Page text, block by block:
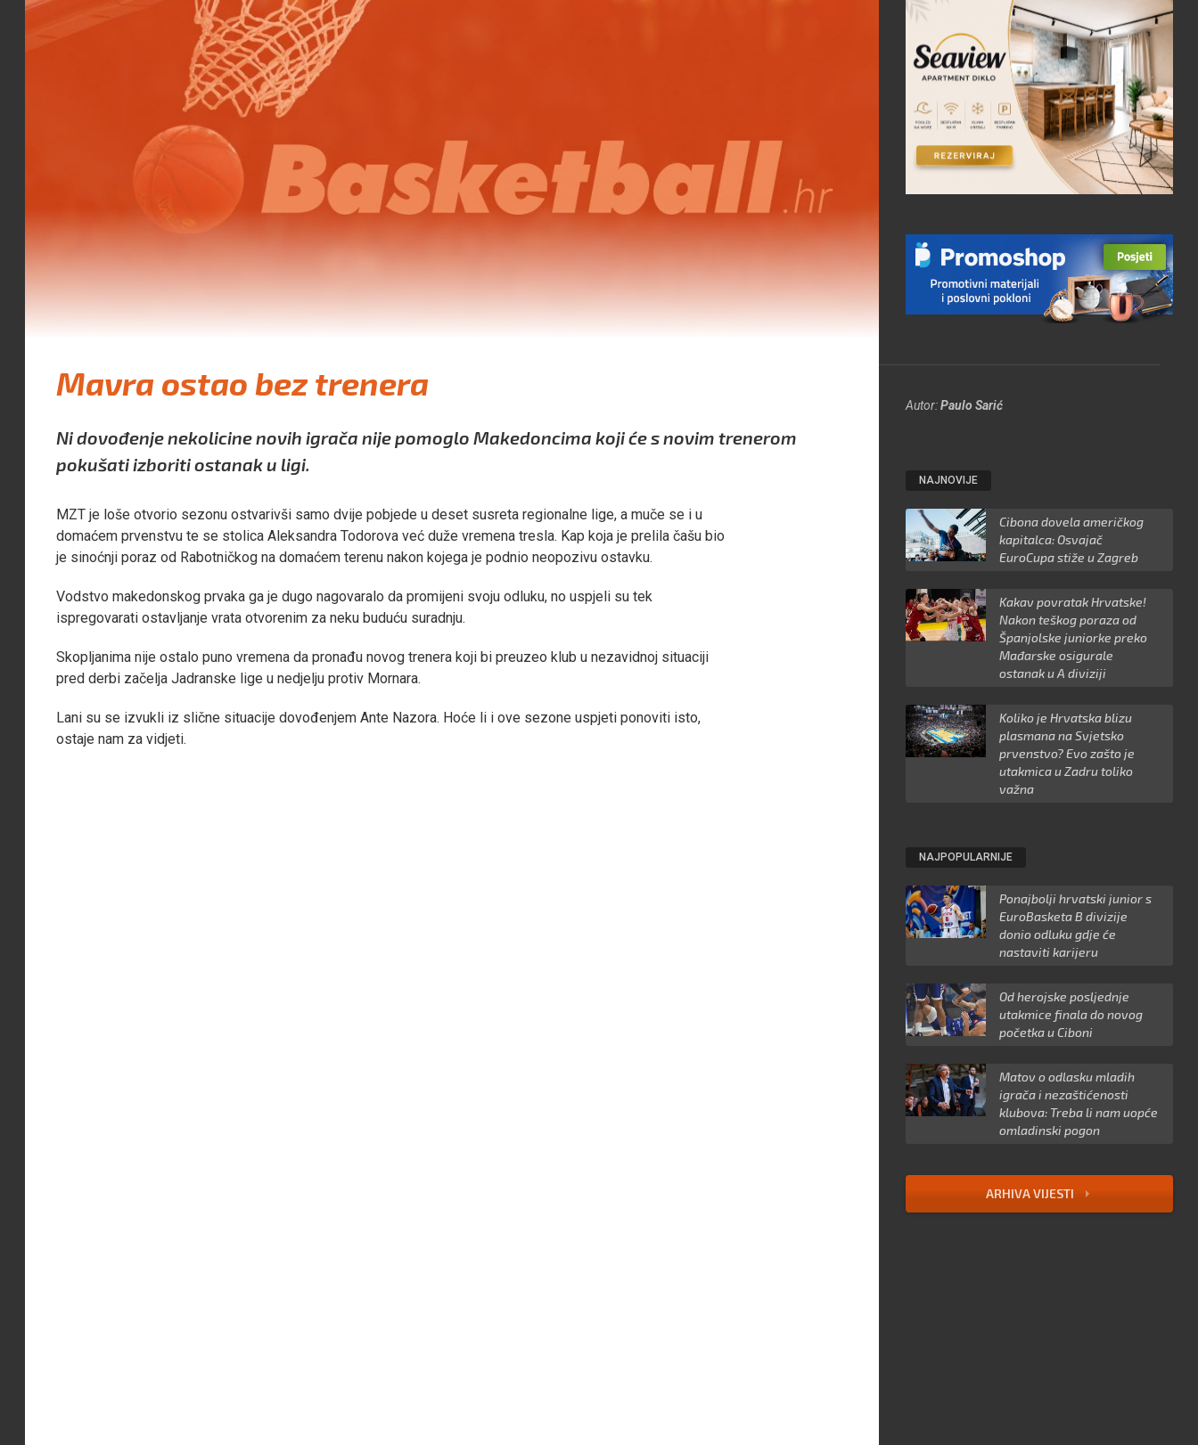
Mavra ostao bez trenera
Autor:Paulo Sarić
Ni dovođenje nekolicine novih igrača nije pomoglo Makedoncima koji će s novim trenerom
pokušati izboriti ostanak u ligi.
MZT je loše otvorio sezonu ostvarivši samo dvije pobjede u deset susreta regionalne lige, a muče se i u
domaćem prvenstvu te se stolica Aleksandra Todorova već duže vremena tresla. Kap koja je prelila čašu bio
je sinoćnji poraz od Rabotničkog na domaćem terenu nakon kojega je podnio neopozivu ostavku.
Vodstvo makedonskog prvaka ga je dugo nagovaralo da promijeni svoju odluku, no uspjeli su tek
ispregovarati ostavljanje vrata otvorenim za neku buduću suradnju.
Skopljanima nije ostalo puno vremena da pronađu novog trenera koji bi preuzeo klub u nezavidnoj situaciji
pred derbi začelja Jadranske lige u nedjelju protiv Mornara.
Lani su se izvukli iz slične situacije dovođenjem Ante Nazora. Hoće li i ove sezone uspjeti ponoviti isto,
ostaje nam za vidjeti.
NAJNOVIJE
Cibona dovela američkog
kapitalca: Osvajač
EuroCupa stiže u Zagreb
Kakav povratak Hrvatske!
Nakon teškog poraza od
Španjolske juniorke preko
Mađarske osigurale
ostanak u A diviziji
Koliko je Hrvatska blizu
plasmana na Svjetsko
prvenstvo? Evo zašto je
utakmica u Zadru toliko
važna
NAJPOPULARNIJE
Ponajbolji hrvatski junior s
EuroBasketa B divizije
donio odluku gdje će
nastaviti karijeru
Od herojske posljednje
utakmice finala do novog
početka u Ciboni
Matov o odlasku mladih
igrača i nezaštićenosti
klubova: Treba li nam uopće
omladinski pogon
ARHIVA VIJESTI